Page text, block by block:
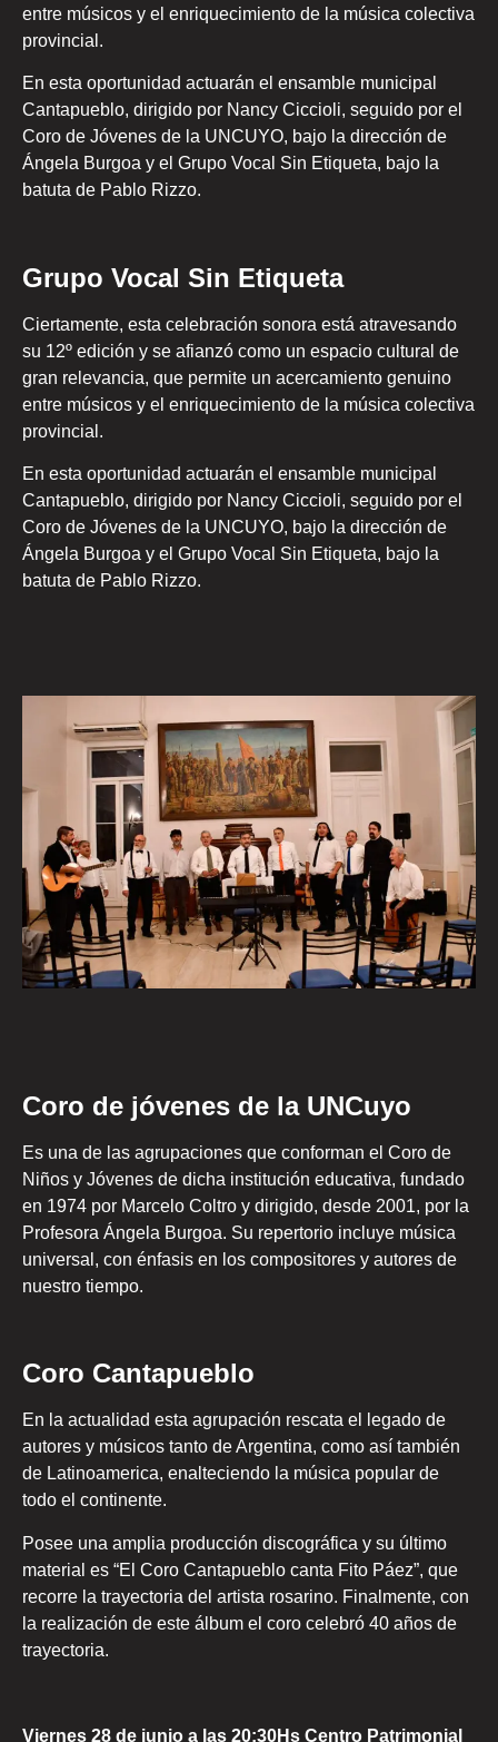
entre músicos y el enriquecimiento de la música colectiva
provincial.
En esta oportunidad actuarán el ensamble municipal
Cantapueblo, dirigido por Nancy Ciccioli, seguido por el
Coro de Jóvenes de la UNCUYO, bajo la dirección de
Ángela Burgoa y el Grupo Vocal Sin Etiqueta, bajo la
batuta de Pablo Rizzo.
Grupo Vocal Sin Etiqueta
Ciertamente, esta celebración sonora está atravesando
su 12º edición y se afianzó como un espacio cultural de
gran relevancia, que permite un acercamiento genuino
entre músicos y el enriquecimiento de la música colectiva
provincial.
En esta oportunidad actuarán el ensamble municipal
Cantapueblo, dirigido por Nancy Ciccioli, seguido por el
Coro de Jóvenes de la UNCUYO, bajo la dirección de
Ángela Burgoa y el Grupo Vocal Sin Etiqueta, bajo la
batuta de Pablo Rizzo.
Coro de jóvenes de la UNCuyo
Es una de las agrupaciones que conforman el Coro de
Niños y Jóvenes de dicha institución educativa, fundado
en 1974 por Marcelo Coltro y dirigido, desde 2001, por la
Profesora Ángela Burgoa. Su repertorio incluye música
universal, con énfasis en los compositores y autores de
nuestro tiempo.
Coro Cantapueblo
En la actualidad esta agrupación rescata el legado de
autores y músicos tanto de Argentina, como así también
de Latinoamerica, enalteciendo la música popular de
todo el continente.
Posee una amplia producción discográfica y su último
material es “El Coro Cantapueblo canta Fito Páez”, que
recorre la trayectoria del artista rosarino. Finalmente, con
la realización de este álbum el coro celebró 40 años de
trayectoria.
Viernes 28 de junio a las 20:30Hs Centro Patrimonial